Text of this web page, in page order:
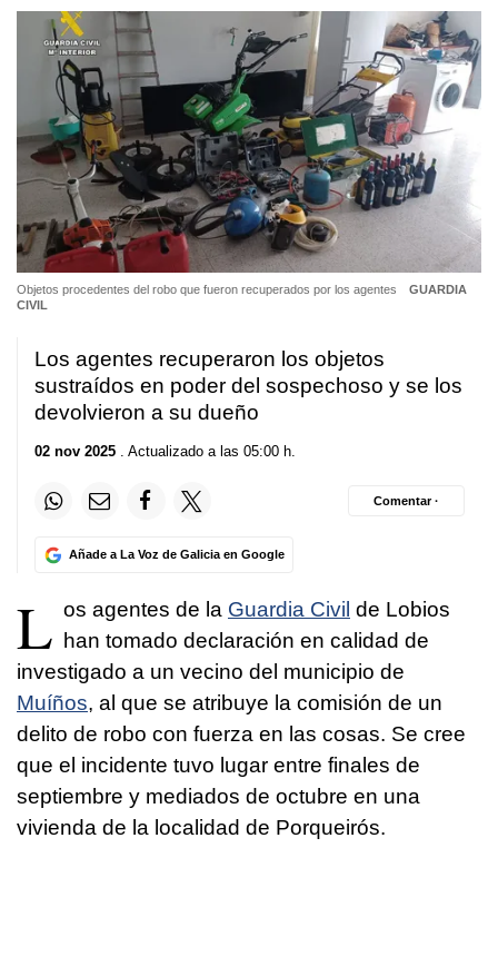
Objetos procedentes del robo que fueron recuperados por los agentes
GUARDIA
CIVIL
Los agentes recuperaron los objetos
sustraídos en poder del sospechoso y se los
devolvieron a su dueño
02 nov 2025 . Actualizado a las 05:00 h.
Añade a La Voz de Galicia en Google
Comentar ·
L os agentes de la Guardia Civil de Lobios
han tomado declaración en calidad de
investigado a un vecino del municipio de
Muíños, al que se atribuye la comisión de un
delito de robo con fuerza en las cosas. Se cree
que el incidente tuvo lugar entre finales de
septiembre y mediados de octubre en una
vivienda de la localidad de Porqueirós.